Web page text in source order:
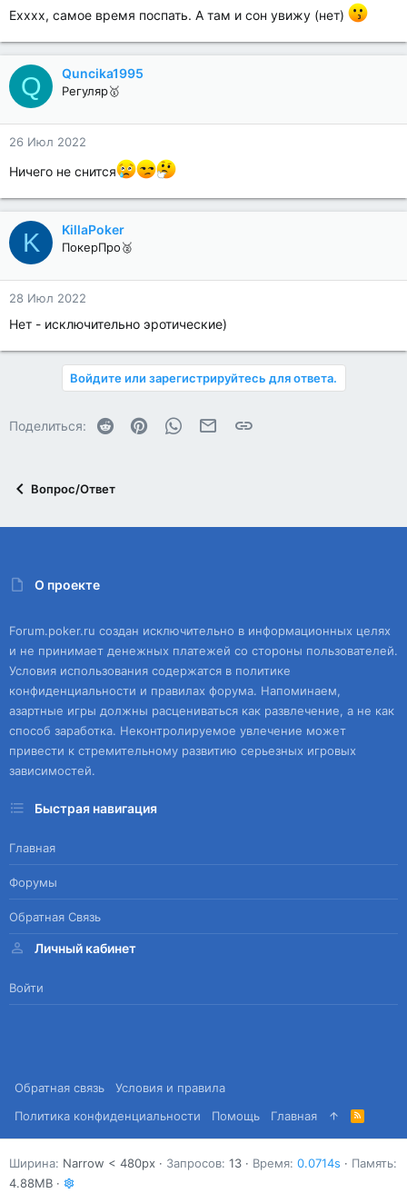
Ехххх, самое время поспать. А там и сон увижу (нет)
Q Quncika1995
Регуляр🥇
26 Июл 2022
Ничего не снится
K KillaPoker
ПокерПро🥈
28 Июл 2022
Нет - исключительно эротические)
Войдите или зарегистрируйтесь для ответа.
Поделиться: Reddit PinterestWhatsAppЭлектронная почта
Ссылка
Вопрос/Ответ
О проекте
Forum.poker.ru создан исключительно в информационных целях
и не принимает денежных платежей со стороны пользователей.
Условия использования содержатся в политике
конфиденциальности и правилах форума. Напоминаем,
азартные игры должны расцениваться как развлечение, а не как
способ заработка. Неконтролируемое увлечение может
привести к стремительному развитию серьезных игровых
зависимостей.
Быстрая навигация
Главная
Форумы
Обратная Связь
Личный кабинет
Войти
Обратная связь
Условия и правила
Политика конфиденциальности
Помощь Главная
R
S
S
Ширина Запросов 13 Время 0.0714s
Память
4.88MB